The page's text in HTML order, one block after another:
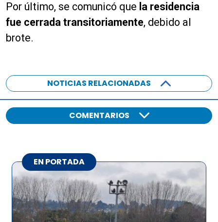
Por último, se comunicó que la residencia
fue cerrada transitoriamente, debido al
brote.
NOTICIAS RELACIONADAS
COMENTARIOS
EN PORTADA